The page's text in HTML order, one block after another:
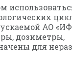
АО
дозиметры,
для